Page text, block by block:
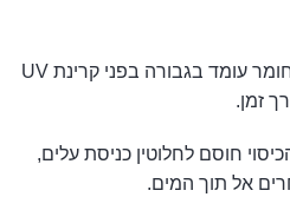
החומר עומד בגבורה בפני קרינת UV
זמן.
חוסם לחלוטין כניסת עלים,
אל תוך המים.